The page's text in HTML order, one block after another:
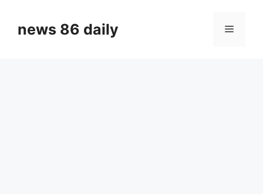
contentnews 86 daily Menu